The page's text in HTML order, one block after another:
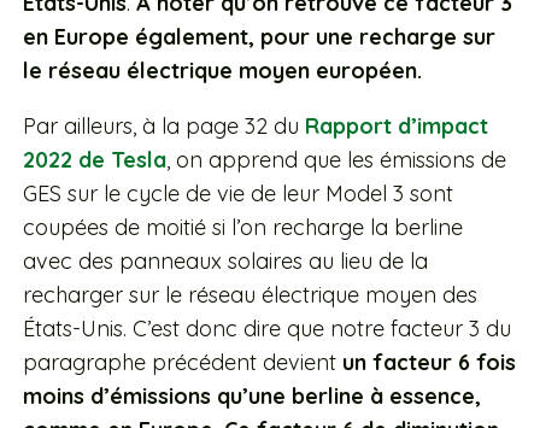
en Europe également, pour une recharge sur
le réseau électrique moyen européen.
Par ailleurs, à la page 32 du Rapport d’impact
2022 de Tesla, on apprend que les émissions de
GES sur le cycle de vie de leur Model 3 sont
coupées de moitié si l’on recharge la berline
avec des panneaux solaires au lieu de la
recharger sur le réseau électrique moyen des
États-Unis. C’est donc dire que notre facteur 3 du
paragraphe précédent devient un facteur 6 fois
moins d’émissions qu’une berline à essence,